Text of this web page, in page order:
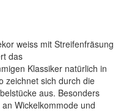
weiss mit Streifenfräsung
das
Klassiker natürlich in
zeichnet sich durch die
aus. Besonders
Wickelkommode und